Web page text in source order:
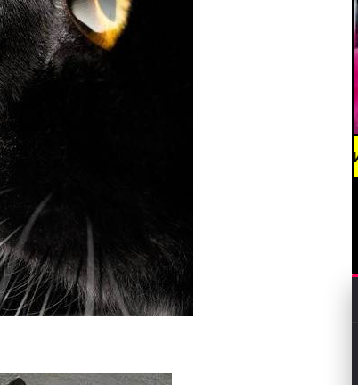
BREAKING NEWS /// НОВОСТИ (СМИ) ///